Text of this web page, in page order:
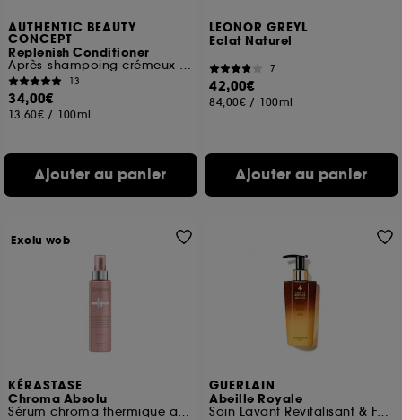
AUTHENTIC BEAUTY
CONCEPT
Replenish Conditioner
Après-shampoing crémeux réparateur pour cheveux fragiles
13
34,00€
13,60€ / 100ml
Ajouter au panier
LEONOR GREYL
Eclat Naturel
7
42,00€
84,00€ / 100ml
Ajouter au panier
KÉRASTASE
Chroma Absolu
Sérum chroma thermique anti-frizz
Exclu web
GUERLAIN
Abeille Royale
Soin Lavant Revitalisant & Fortifiant